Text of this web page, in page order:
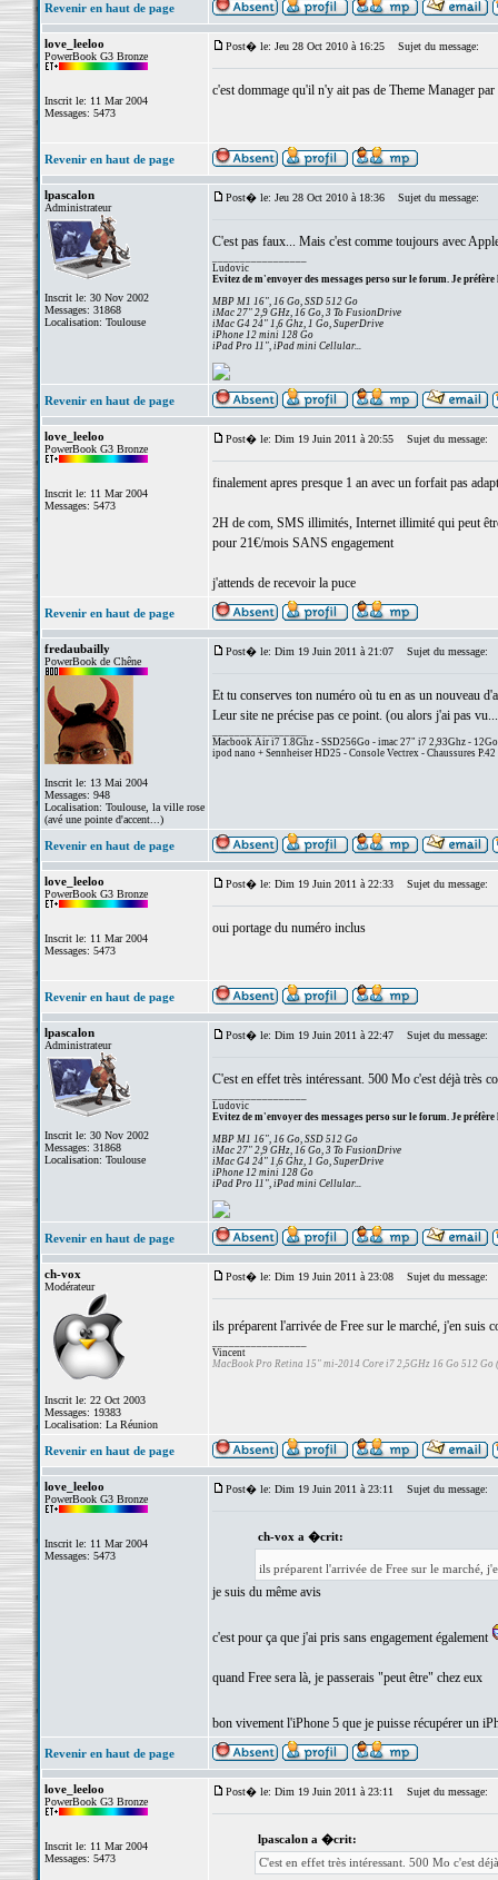
Revenir en haut de page
love_leeloo
PowerBook G3 Bronze
Inscrit le: 11 Mar 2004
Messages: 5473
Post� le: Jeu 28 Oct 2010 à 16:25 Sujet du message:
c'est dommage qu'il n'y ait pas de Theme Manager
Revenir en haut de page
lpascalon
Administrateur
Inscrit le: 30 Nov 2002
Messages: 31868
Localisation: Toulouse
Post� le: Jeu 28 Oct 2010 à 18:36 Sujet du message:
C'est pas faux... Mais c'est comme toujours avec
Ludovic
Evitez de m'envoyer des messages perso sur le forum. Je préfère
MBP M1 16", 16 Go, SSD 512 Go
iMac 27" 2,9 GHz, 16 Go, 3 To FusionDrive
iMac G4 24" 1,6 Ghz, 1 Go, SuperDrive
iPhone 12 mini 128 Go
iPad Pro 11", iPad mini Cellular...
Revenir en haut de page
love_leeloo
PowerBook G3 Bronze
Inscrit le: 11 Mar 2004
Messages: 5473
Post� le: Dim 19 Juin 2011 à 20:55 Sujet du message:
finalement apres presque 1 an avec un forfait pas
2H de com, SMS illimités, Internet illimité qui peut
pour 21€/mois SANS engagement
j'attends de recevoir la puce
Revenir en haut de page
fredaubailly
PowerBook de Chêne
Inscrit le: 13 Mai 2004
Messages: 948
Localisation: Toulouse, la ville rose
(avé une pointe d'accent...)
Post� le: Dim 19 Juin 2011 à 21:07 Sujet du message:
Et tu conserves ton numéro où tu en as un nouveau
Leur site ne précise pas ce point. (ou alors j'ai pas
Macbook Air i7 1.8Ghz - SSD256Go - imac 27" i7 2,93Ghz -
ipod nano + Sennheiser HD25 - Console Vectrex - Chaussures
Revenir en haut de page
love_leeloo
PowerBook G3 Bronze
Inscrit le: 11 Mar 2004
Messages: 5473
Post� le: Dim 19 Juin 2011 à 22:33 Sujet du message:
oui portage du numéro inclus
Revenir en haut de page
lpascalon
Administrateur
Inscrit le: 30 Nov 2002
Messages: 31868
Localisation: Toulouse
Post� le: Dim 19 Juin 2011 à 22:47 Sujet du message:
C'est en effet très intéressant. 500 Mo c'est déjà très
Ludovic
Evitez de m'envoyer des messages perso sur le forum. Je préfère
MBP M1 16", 16 Go, SSD 512 Go
iMac 27" 2,9 GHz, 16 Go, 3 To FusionDrive
iMac G4 24" 1,6 Ghz, 1 Go, SuperDrive
iPhone 12 mini 128 Go
iPad Pro 11", iPad mini Cellular...
Revenir en haut de page
ch-vox
Modérateur
Inscrit le: 22 Oct 2003
Messages: 19383
Localisation: La Réunion
Post� le: Dim 19 Juin 2011 à 23:08 Sujet du message:
ils préparent l'arrivée de Free sur le marché, j'en suis
Vincent
MacBook Pro Retina 15" mi-2014 Core i7 2,5GHz 16 Go 512 Go
Revenir en haut de page
love_leeloo
PowerBook G3 Bronze
Inscrit le: 11 Mar 2004
Messages: 5473
Post� le: Dim 19 Juin 2011 à 23:11 Sujet du message:
ch-vox a �crit:
ils préparent l'arrivée de Free sur le marché,
je suis du même avis
c'est pour ça que j'ai pris sans engagement également
quand Free sera là, je passerais "peut être" chez eux
bon vivement l'iPhone 5 que je puisse récupérer un
Revenir en haut de page
love_leeloo
PowerBook G3 Bronze
Inscrit le: 11 Mar 2004
Messages: 5473
Post� le: Dim 19 Juin 2011 à 23:11 Sujet du message:
lpascalon a �crit:
C'est en effet très intéressant. 500 Mo c'est